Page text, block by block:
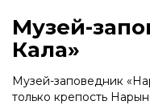
Музей-
Кала»
Музей-заповедник
только крепость